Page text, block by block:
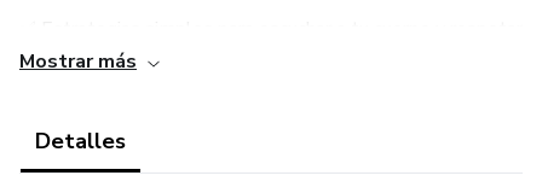
sus necesidades.
día a día.
Mostrar más
Detalles